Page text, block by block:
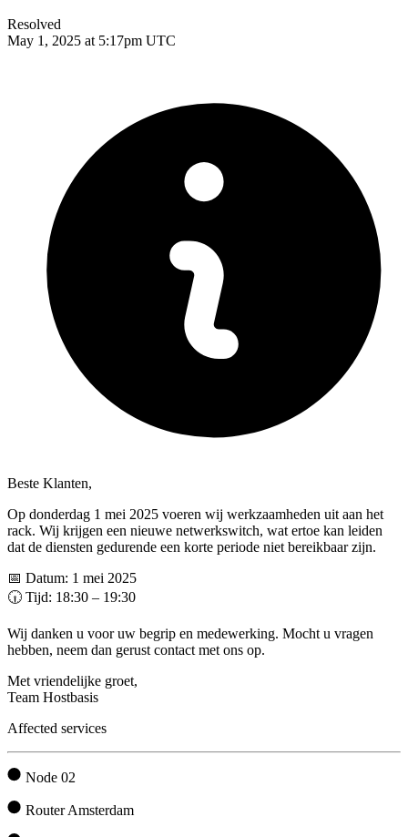
Resolved
May 1, 2025 at 5:17pm UTC
Beste Klanten,
Op donderdag 1 mei 2025 voeren wij werkzaamheden uit aan het
rack. Wij krijgen een nieuwe netwerkswitch, wat ertoe kan leiden
dat de diensten gedurende een korte periode niet bereikbaar zijn.
📅 Datum: 1 mei 2025
🕡 Tijd: 18:30 – 19:30
Wij danken u voor uw begrip en medewerking. Mocht u vragen
hebben, neem dan gerust contact met ons op.
Met vriendelijke groet,
Team Hostbasis
Affected services
Node 02
Router Amsterdam